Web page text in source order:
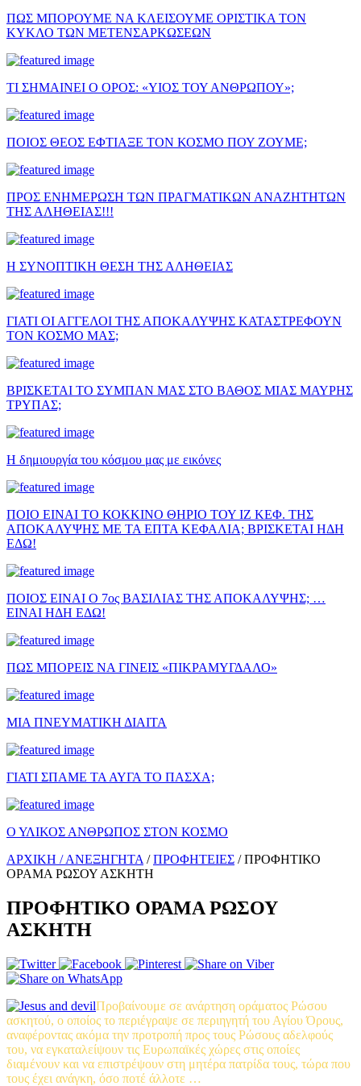
ΠΩΣ ΜΠΟΡΟΥΜΕ ΝΑ ΚΛΕΙΣΟΥΜΕ ΟΡΙΣΤΙΚΑ ΤΟΝ
ΚΥΚΛΟ ΤΩΝ ΜΕΤΕΝΣΑΡΚΩΣΕΩΝ
ΤΙ ΣΗΜΑΙΝΕΙ Ο ΟΡΟΣ: «ΥΙΟΣ ΤΟΥ ΑΝΘΡΩΠΟΥ»;
ΠΟΙΟΣ ΘΕΟΣ ΕΦΤΙΑΞΕ ΤΟΝ ΚΟΣΜΟ ΠΟΥ ΖΟΥΜΕ;
ΠΡΟΣ ΕΝΗΜΕΡΩΣΗ ΤΩΝ ΠΡΑΓΜΑΤΙΚΩΝ ΑΝΑΖΗΤΗΤΩΝ
ΤΗΣ ΑΛΗΘΕΙΑΣ!!!
Η ΣΥΝΟΠΤΙΚΗ ΘΕΣΗ ΤΗΣ ΑΛΗΘΕΙΑΣ
ΓΙΑΤΙ ΟΙ ΑΓΓΕΛΟΙ ΤΗΣ ΑΠΟΚΑΛΥΨΗΣ ΚΑΤΑΣΤΡΕΦΟΥΝ
ΤΟΝ ΚΟΣΜΟ ΜΑΣ;
ΒΡΙΣΚΕΤΑΙ ΤΟ ΣΥΜΠΑΝ ΜΑΣ ΣΤΟ ΒΑΘΟΣ ΜΙΑΣ ΜΑΥΡΗΣ
ΤΡΥΠΑΣ;
Η δημιουργία του κόσμου μας με εικόνες
ΠΟΙΟ ΕΙΝΑΙ ΤΟ ΚΟΚΚΙΝΟ ΘΗΡΙΟ ΤΟΥ ΙΖ ΚΕΦ. ΤΗΣ
ΑΠΟΚΑΛΥΨΗΣ ΜΕ ΤΑ ΕΠΤΑ ΚΕΦΑΛΙΑ; ΒΡΙΣΚΕΤΑΙ ΗΔΗ
ΕΔΩ!
ΠΟΙΟΣ ΕΙΝΑΙ Ο 7ος ΒΑΣΙΛΙΑΣ ΤΗΣ ΑΠΟΚΑΛΥΨΗΣ; …
ΕΙΝΑΙ ΗΔΗ ΕΔΩ!
ΠΩΣ ΜΠΟΡΕΙΣ ΝΑ ΓΙΝΕΙΣ «ΠΙΚΡΑΜΥΓΔΑΛΟ»
ΜΙΑ ΠΝΕΥΜΑΤΙΚΗ ΔΙΑΙΤΑ
ΓΙΑΤΙ ΣΠΑΜΕ ΤΑ ΑΥΓΑ ΤΟ ΠΑΣΧΑ;
Ο ΥΛΙΚΟΣ ΑΝΘΡΩΠΟΣ ΣΤΟΝ ΚΟΣΜΟ
ΑΡΧΙΚΗ /ΑΝΕΞΗΓΗΤΑ /ΠΡΟΦΗΤΕΙΕΣ /ΠΡΟΦΗΤΙΚΟ
ΟΡΑΜΑ ΡΩΣΟΥ ΑΣΚΗΤΗ
ΠΡΟΦΗΤΙΚΟ ΟΡΑΜΑ ΡΩΣΟΥ
ΑΣΚΗΤΗ
Προβαίνουμε σε ανάρτηση οράματος Ρώσου
ασκητού, ο οποίος το περιέγραψε σε περιηγητή του Αγίου Όρους,
αναφέροντας ακόμα την προτροπή προς τους Ρώσους αδελφούς
του, να εγκαταλείψουν τις Ευρωπαϊκές χώρες στις οποίες
διαμένουν και να επιστρέψουν στη μητέρα πατρίδα τους, τώρα που
τους έχει ανάγκη, όσο ποτέ άλλοτε …